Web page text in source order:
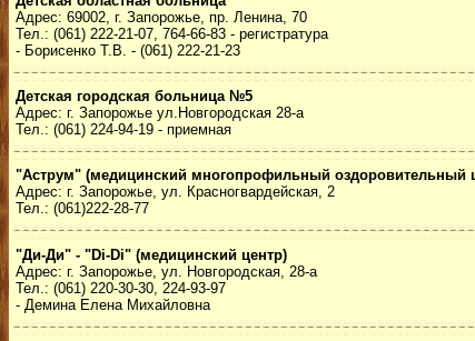
Адрес: 69002, г. Запорожье, пр. Ленина, 70
Тел.: (061) 222-21-07, 764-66-83 - регистратура
- Борисенко Т.В. - (061) 222-21-23
Детская городская больница №5
Адрес: г. Запорожье ул.Новгородская 28-а
Тел.: (061) 224-94-19 - приемная
"Аструм" (медицинский многопрофильный оздоровительный
Адрес: г. Запорожье, ул. Красногвардейская, 2
Тел.: (061)222-28-77
"Ди-Ди" - "Di-Di" (медицинский центр)
Адрес: г. Запорожье, ул. Новгородская, 28-а
Тел.: (061) 220-30-30, 224-93-97
- Демина Елена Михайловна